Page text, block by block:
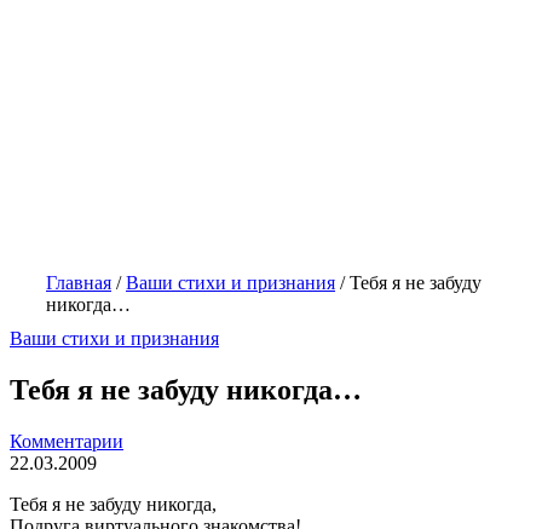
Главная /Ваши стихи и признания /Тебя я не забуду
никогда…
Ваши стихи и признания
Тебя я не забуду никогда…
Комментарии
22.03.2009
Тебя я не забуду никогда,